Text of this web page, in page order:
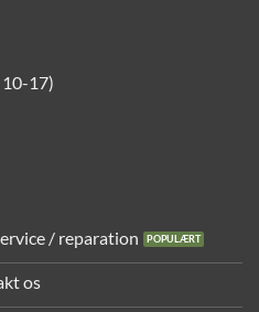
10-17)
/ reparation
os